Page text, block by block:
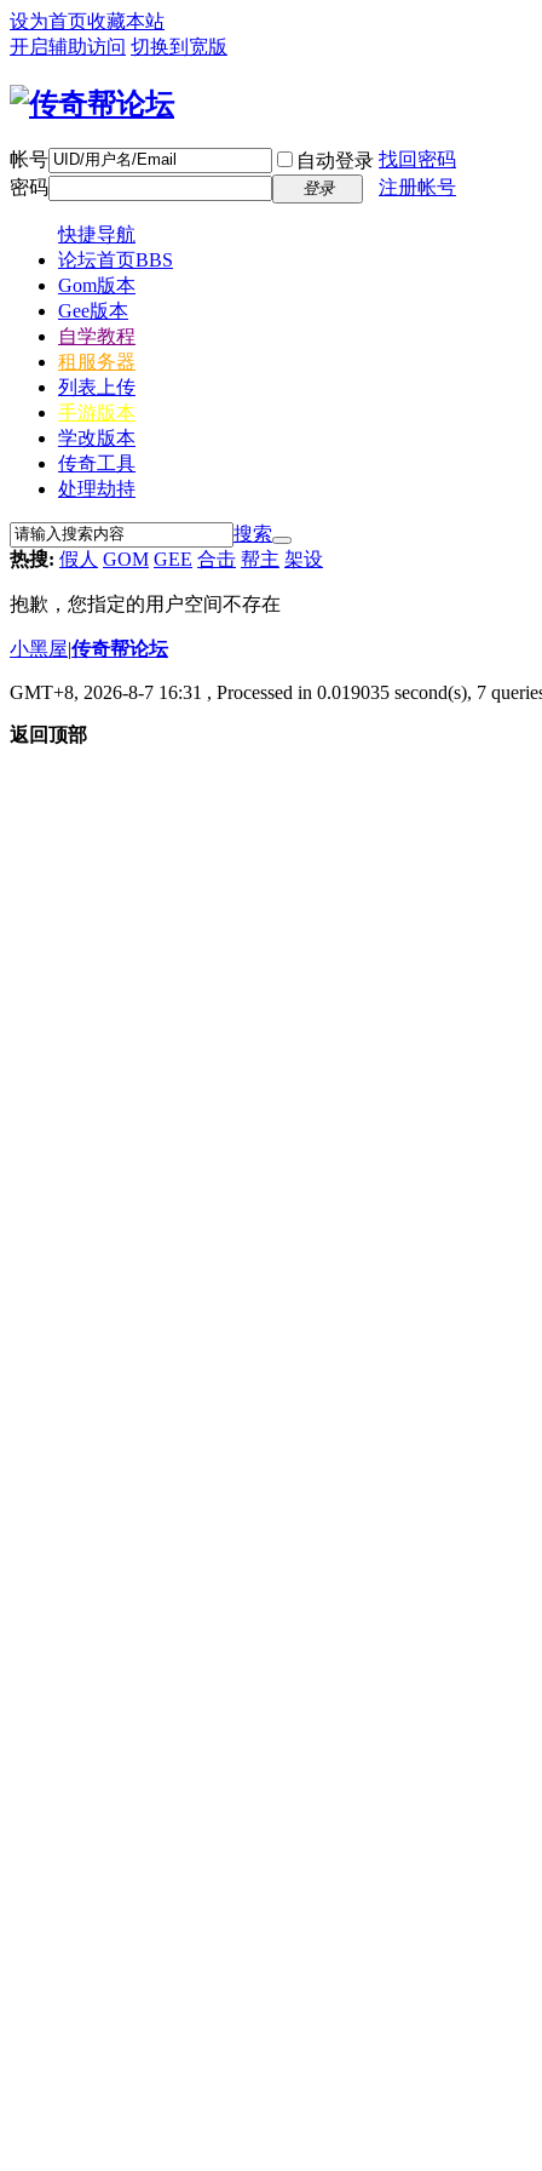
设为首页收藏本站
开启辅助访问 切换到宽版
帐号 自动登录 找回密码
密码
登录 注册帐号
快捷导航
论坛首页BBS
Gom版本
Gee版本
自学教程
租服务器
列表上传
手游版本
学改版本
传奇工具
处理劫持
搜索
热搜: 假人 GOM GEE 合击 帮主 架设
抱歉，您指定的用户空间不存在
小黑屋|传奇帮论坛
GMT+8, 2026-8-7 16:31 , Processed in 0.019035 second(s), 7
返回顶部